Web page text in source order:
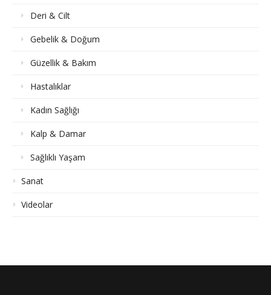
Deri & Cilt
Gebelik & Doğum
Güzellik & Bakım
Hastalıklar
Kadın Sağlığı
Kalp & Damar
Sağlıklı Yaşam
Sanat
Videolar